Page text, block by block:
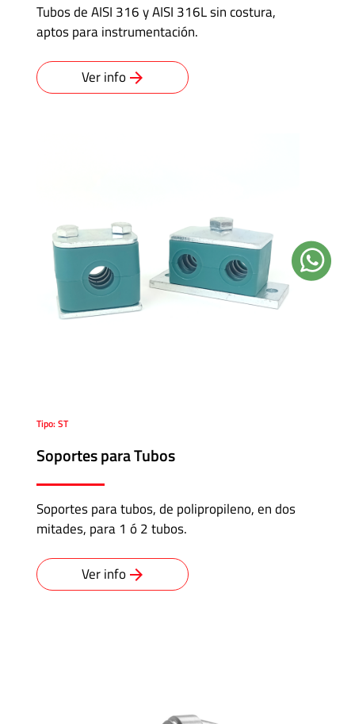
Tubos de AISI 316 y AISI 316L sin costura,
aptos para instrumentación.
Ver info
Tipo: ST
Soportes para Tubos
Soportes para tubos, de polipropileno, en dos
mitades, para 1 ó 2 tubos.
Ver info